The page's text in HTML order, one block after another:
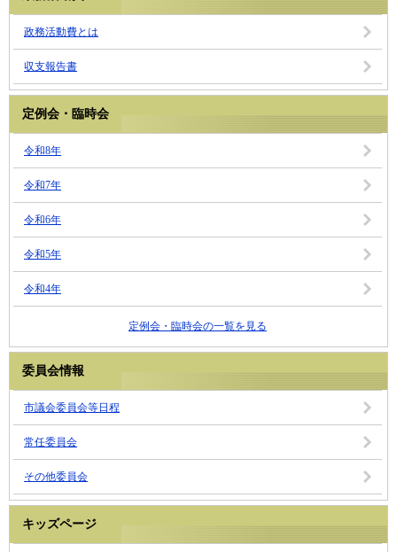
政務活動費とは
収支報告書
定例会・臨時会
令和8年
令和7年
令和6年
令和5年
令和4年
定例会・臨時会の一覧を見る
委員会情報
市議会委員会等日程
常任委員会
その他委員会
キッズページ